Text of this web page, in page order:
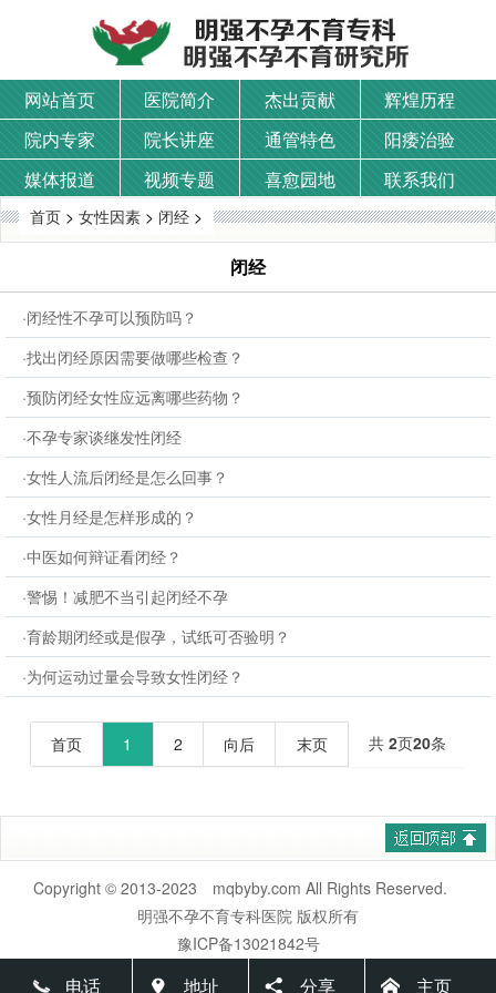
网站首页 医院简介 杰出贡献
辉煌历程
院内专家
院长讲座 通管特色
阳痿治验
媒体报道
视频专题 喜愈园地 联系我们
首页 > 女性因素 > 闭经 >
闭经
·闭经性不孕可以预防吗？
·找出闭经原因需要做哪些检查？
·预防闭经女性应远离哪些药物？
·不孕专家谈继发性闭经
·女性人流后闭经是怎么回事？
·女性月经是怎样形成的？
·中医如何辩证看闭经？
·警惕！减肥不当引起闭经不孕
·育龄期闭经或是假孕，试纸可否验明？
·为何运动过量会导致女性闭经？
首页 1 2 向后 末页 共 2页20条
Copyright © 2013-2023 mqbyby.com All Rights Reserved.
明强不孕不育专科医院 版权所有
豫ICP备13021842号
电话 地址 分享 主页